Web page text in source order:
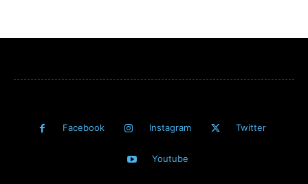
Facebook Instagram Twitter
Youtube